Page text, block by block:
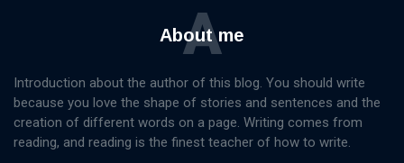
About me
A
Introduction about the author of this blog. You should write
because you love the shape of stories and sentences and the
creation of different words on a page. Writing comes from
reading, and reading is the finest teacher of how to write.